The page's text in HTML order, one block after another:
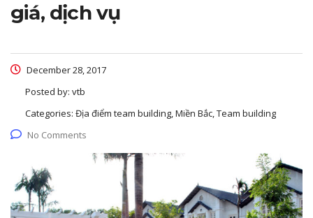
giá, dịch vụ
December 28, 2017
Posted by: vtb
Categories: Địa điểm team building, Miền Bắc, Team building
No Comments